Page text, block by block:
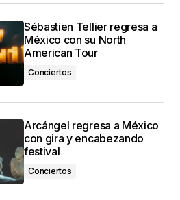
Sébastien Tellier regresa a
México con su North
American Tour
Conciertos
Arcángel regresa a México
con gira y encabezando
festival
Conciertos